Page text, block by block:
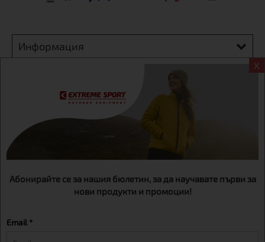
X
Абонирайте се за нашия бюлетин, за да научавате първи за
нови продукти и промоции!
Email *
Информация
Екстрем спорт ЕООД, BG131452613, административен адрес
гр. София, Овча купел, ул.692, №12, офис 1, магазини
гр.София,бул. Дондуков 42, тел.:+359 895461012